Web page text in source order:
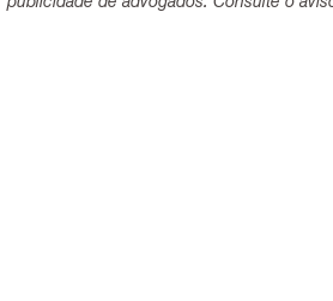
publicidade de advogados. Consulte o